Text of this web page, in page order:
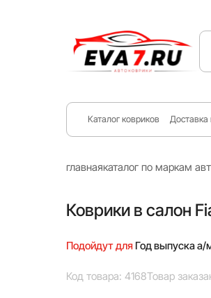
Каталог ковриков Доставка
главнаякаталог по маркам
Коврики в салон
Подойдут дляГод выпуска
Код товара: 4168Товар